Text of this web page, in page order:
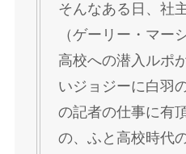
そんなある日、社
（ゲーリー・マー
高校への潜入ルポ
いジョジーに白羽
の記者の仕事に有
の、ふと高校時代